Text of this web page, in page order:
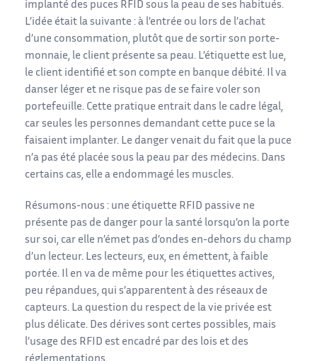
implanté des puces RFID sous la peau de ses habitués.
L’idée était la suivante : à l’entrée ou lors de l’achat
d’une consommation, plutôt que de sortir son porte-
monnaie, le client présente sa peau. L’étiquette est lue,
le client identifié et son compte en banque débité. Il va
danser léger et ne risque pas de se faire voler son
portefeuille. Cette pratique entrait dans le cadre légal,
car seules les personnes demandant cette puce se la
faisaient implanter. Le danger venait du fait que la puce
n’a pas été placée sous la peau par des médecins. Dans
certains cas, elle a endommagé les muscles.
Résumons-nous : une étiquette RFID passive ne
présente pas de danger pour la santé lorsqu’on la porte
sur soi, car elle n’émet pas d’ondes en-dehors du champ
d’un lecteur. Les lecteurs, eux, en émettent, à faible
portée. Il en va de même pour les étiquettes actives,
peu répandues, qui s’apparentent à des réseaux de
capteurs. La question du respect de la vie privée est
plus délicate. Des dérives sont certes possibles, mais
l’usage des RFID est encadré par des lois et des